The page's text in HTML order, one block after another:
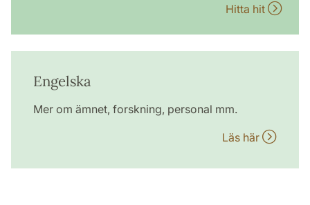
Hitta hit
Engelska
Mer om ämnet, forskning, personal mm.
Läs här